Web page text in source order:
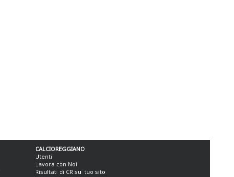
CALCIOREGGIANO
Utenti
Lavora con Noi
Risultati di CR sul tuo sito